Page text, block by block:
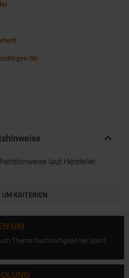
Ski
laut Hersteller.
UM KRITERIEN
UM
Thema Nachhaltigkeit bei Sport